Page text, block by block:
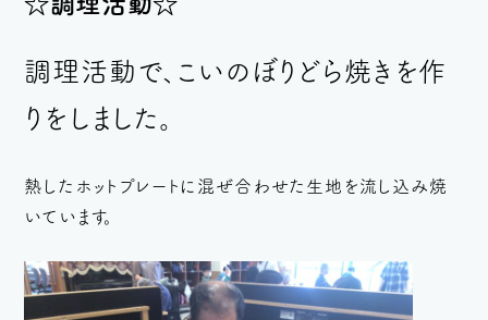
調理活動で、こいのぼりどら焼きを作
りをしました。
熱したホットプレートに混ぜ合わせた生地を流し込み焼
いています。